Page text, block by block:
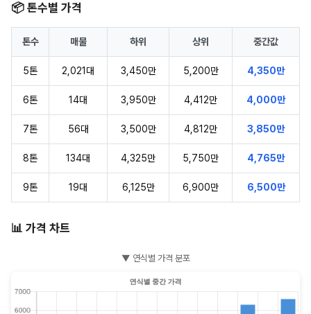
📦 톤수별 가격
톤수 매물 하위 상위 중간값
5톤 2,021대 3,450만 5,200만 4,350만
6톤 14대 3,950만 4,412만 4,000만
7톤 56대 3,500만 4,812만 3,850만
8톤 134대 4,325만 5,750만 4,765만
9톤 19대 6,125만 6,900만 6,500만
📊 가격 차트
▼ 연식별 가격 분포